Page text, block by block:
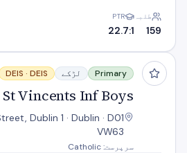
طلبہ
159
PTR
22.7:1
St Vincents Inf Boys
Primary لڑکے DEIS · DEIS
St Vincents Inf Boys
Dublin 1 · Dublin · D01
VW63
سرپرست: Catholic